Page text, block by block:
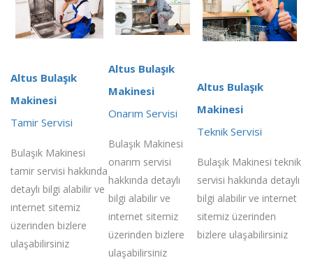
Altus Bulaşık
Makinesi
Tamir Servisi
Bulaşık Makinesi
tamir servisi hakkında
detaylı bilgi alabilir ve
internet sitemiz
üzerinden bizlere
ulaşabilirsiniz
Altus Bulaşık
Makinesi
Onarım Servisi
Bulaşık Makinesi
onarım servisi
hakkında detaylı
bilgi alabilir ve
internet sitemiz
üzerinden bizlere
ulaşabilirsiniz
Altus Bulaşık
Makinesi
Teknik Servisi
Bulaşık Makinesi teknik
servisi hakkında detaylı
bilgi alabilir ve internet
sitemiz üzerinden
bizlere ulaşabilirsiniz